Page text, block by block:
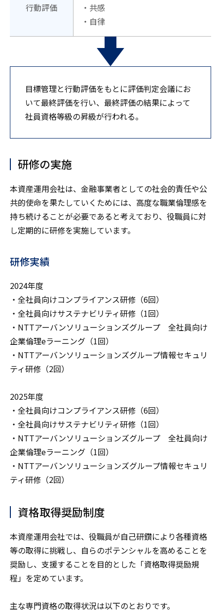
行動評価
・共感
・自律
目標管理と行動評価をもとに評価判定会議にお
いて最終評価を行い、最終評価の結果によって
社員資格等級の昇級が行われる。
研修の実施
本資産運用会社は、金融事業者としての社会的責任や公
共的使命を果たしていくためには、高度な職業倫理感を
持ち続けることが必要であると考えており、役職員に対
し定期的に研修を実施しています。
研修実績
2024年度
・全社員向けコンプライアンス研修（6回）
・全社員向けサステナビリティ研修（1回）
・NTTアーバンソリューションズグループ 全社員向け
企業倫理eラーニング（1回）
・NTTアーバンソリューションズグループ情報セキュリ
ティ研修（2回）
2025年度
・全社員向けコンプライアンス研修（6回）
・全社員向けサステナビリティ研修（1回）
・NTTアーバンソリューションズグループ 全社員向け
企業倫理eラーニング（1回）
・NTTアーバンソリューションズグループ情報セキュリ
ティ研修（2回）
資格取得奨励制度
本資産運用会社では、役職員が自己研鑽により各種資格
等の取得に挑戦し、自らのポテンシャルを高めることを
奨励し、支援することを目的とした「資格取得奨励規
程」を定めています。
主な専門資格の取得状況は以下のとおりです。